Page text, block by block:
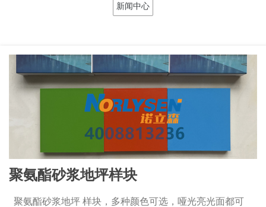
新闻中心
聚氨酯砂浆地坪样块
聚氨酯砂浆地坪 样块，多种颜色可选，哑光亮光面都可